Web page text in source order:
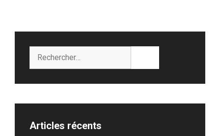
Articles récents